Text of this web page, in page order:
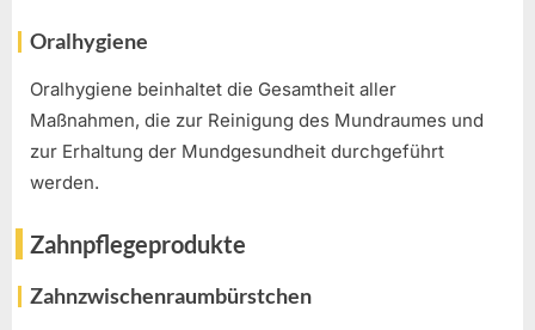
Oralhygiene
Oralhygiene beinhaltet die Gesamtheit aller
Maßnahmen, die zur Reinigung des Mundraumes und
zur Erhaltung der Mundgesundheit durchgeführt
werden.
Zahnpflegeprodukte
Zahnzwischenraumbürstchen